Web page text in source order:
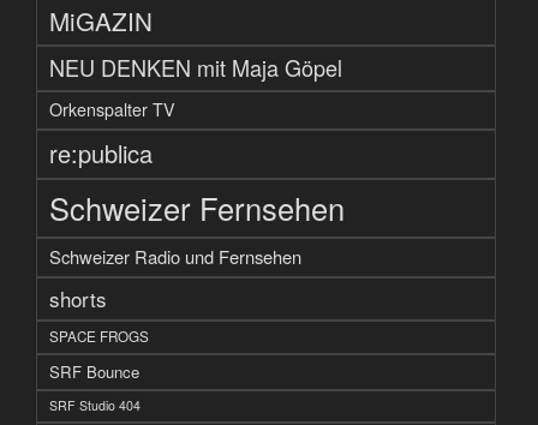
MiGAZIN
NEU DENKEN mit Maja Göpel
Orkenspalter TV
re:publica
Schweizer Fernsehen
Schweizer Radio und Fernsehen
shorts
SPACE FROGS
SRF Bounce
SRF Studio 404